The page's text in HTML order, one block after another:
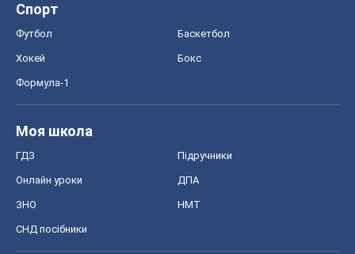
Спорт
Футбол Баскетбол
Хокей Бокс
Формула-1
Моя школа
ГДЗ Підручники
Онлайн уроки ДПА
ЗНО НМТ
СНД посібники